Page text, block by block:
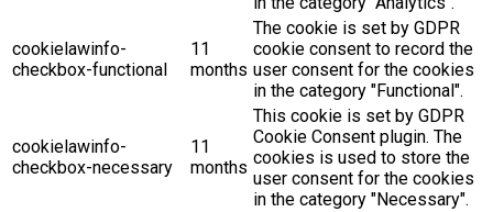
cookielawinfo-
checkbox-functional
11
months
The cookie is set by GDPR
cookie consent to record the
user consent for the cookies
in the category "Functional".
cookielawinfo-
checkbox-necessary
11
months
This cookie is set by GDPR
Cookie Consent plugin. The
cookies is used to store the
user consent for the cookies
in the category "Necessary".